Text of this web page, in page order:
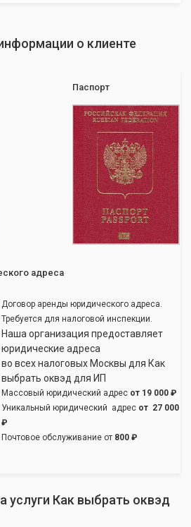
о клиенте
Паспорт
адреса
Договор аренды юридического адреса.
Требуется для налоговой инспекции.
Наша организация предоставляет
юридические адреса
во всех налоговых Москвы для Как
выбрать оквэд для ИП
Массовый юридический адрес от 19 000 ₽
Уникальный юридический адрес от 27 000
₽
Почтовое обслуживание от 800 ₽
услуги Как выбрать оквэд